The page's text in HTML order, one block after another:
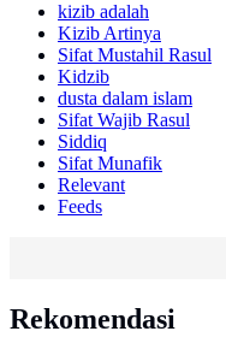
kizib adalah
Kizib Artinya
Sifat Mustahil Rasul
Kidzib
dusta dalam islam
Sifat Wajib Rasul
Siddiq
Sifat Munafik
Relevant
Feeds
Rekomendasi